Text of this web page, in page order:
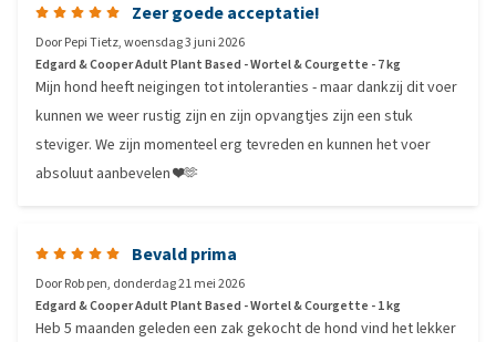
Zeer goede acceptatie!
DoorPepi Tietz,woensdag 3 juni 2026
Edgard & Cooper Adult Plant Based - Wortel & Courgette - 7 kg
Mijn hond heeft neigingen tot intoleranties - maar dankzij dit voer
kunnen we weer rustig zijn en zijn opvangtjes zijn een stuk
steviger. We zijn momenteel erg tevreden en kunnen het voer
absoluut aanbevelen ❤️🫶
Bevald prima
DoorRob pen, donderdag 21 mei 2026
Edgard & Cooper Adult Plant Based - Wortel & Courgette - 1 kg
Heb 5 maanden geleden een zak gekocht de hond vind het lekker